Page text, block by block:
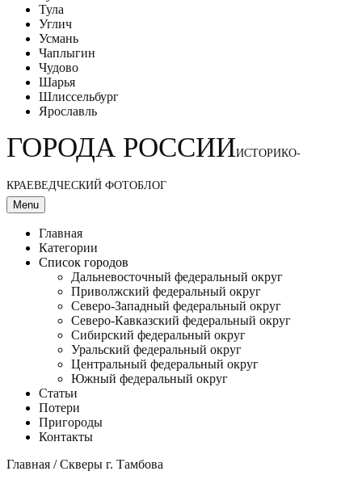
Тула
Углич
Усмань
Чаплыгин
Чудово
Шарья
Шлиссельбург
Ярославль
ГОРОДА РОССИИИСТОРИКО-
КРАЕВЕДЧЕСКИЙ ФОТОБЛОГ
Menu
Главная
Категории
Список городов
Дальневосточный федеральный округ
Приволжский федеральный округ
Северо-Западный федеральный округ
Северо-Кавказский федеральный округ
Сибирский федеральный округ
Уральский федеральный округ
Центральный федеральный округ
Южный федеральный округ
Статьи
Потери
Пригороды
Контакты
Главная /Скверы г. Тамбова